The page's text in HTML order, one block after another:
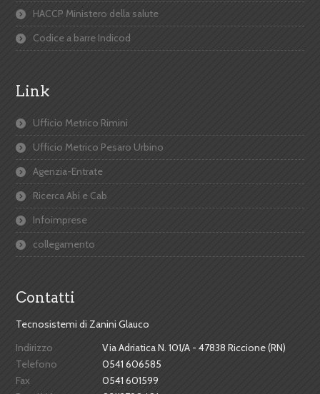
HACCP Ministero della salute
Codice a barre Indicod
Link
Ufficio Metrico Rimini
Ufficio Metrico Pesaro Urbino
Agenzia-Entrate
Ricerca Abi e Cab
Infoimprese
collegamento
Contatti
Tecnosistemi di Zanini Glauco
Indirizzo
Via Adriatica N. 101/A - 47838 Riccione (RN)
Telefono
0541 606585
Fax
0541 601599